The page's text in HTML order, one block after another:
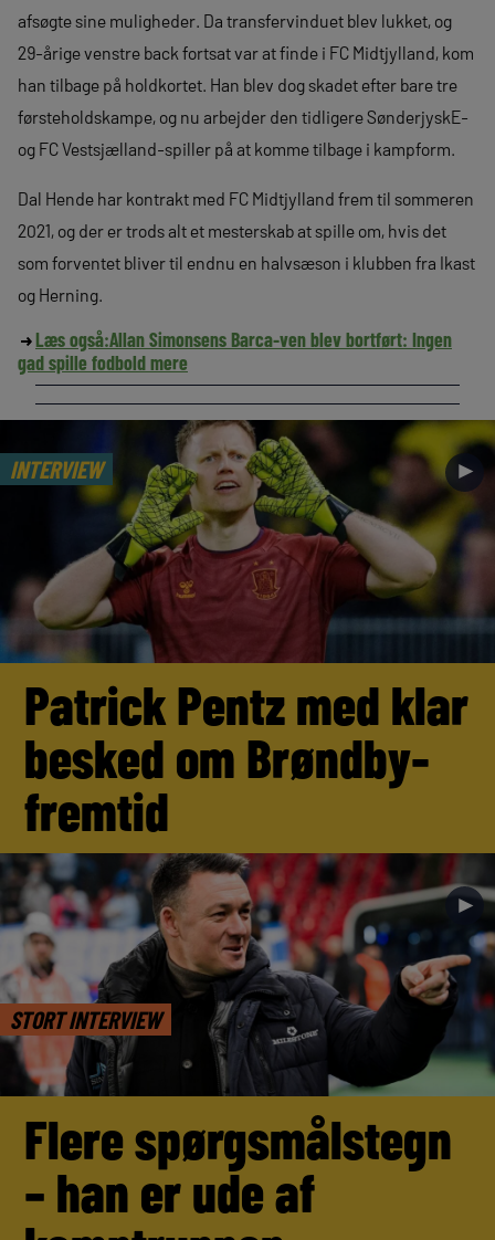
afsøgte sine muligheder. Da transfervinduet blev lukket, og
29-årige venstre back fortsat var at finde i FC Midtjylland, kom
han tilbage på holdkortet. Han blev dog skadet efter bare tre
førsteholdskampe, og nu arbejder den tidligere SønderjyskE-
og FC Vestsjælland-spiller på at komme tilbage i kampform.
Dal Hende har kontrakt med FC Midtjylland frem til sommeren
2021, og der er trods alt et mesterskab at spille om, hvis det
som forventet bliver til endnu en halvsæson i klubben fra Ikast
og Herning.
Læs også:Allan Simonsens Barca-ven blev bortført: Ingen
gad spille fodbold mere
INTERVIEW ►
Patrick Pentz med klar
besked om Brøndby-
fremtid
STORT INTERVIEW
►
Flere spørgsmålstegn
– han er ude af